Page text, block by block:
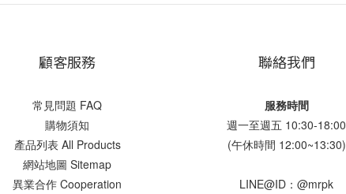
顧客服務
常見問題 FAQ
購物須知
產品列表 All Products
網站地圖 Sitemap
異業合作 Cooperation
聯絡我們
服務時間
週一至週五 10:30-18:00
(午休時間 12:00~13:30)
LINE@ID：@mrpk